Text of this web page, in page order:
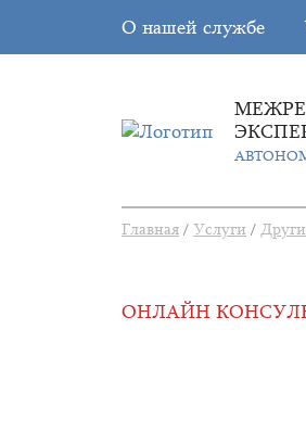
О нашей службе
Главная / Услуги /
ОНЛАЙН